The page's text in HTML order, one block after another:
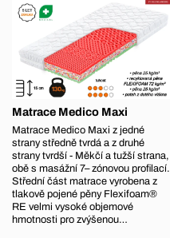
Matrace Medico Maxi
Matrace Medico Maxi z jedné
strany středně tvrdá a z druhé
strany tvrdší - Měkčí a tužší strana,
obě s masážní 7– zónovou profilací.
Střední část matrace vyrobena z
tlakově pojené pěny Flexifoam®
RE velmi vysoké objemové
hmotnosti pro zvýšenou…